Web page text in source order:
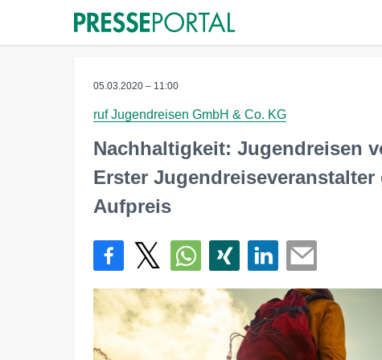
05.03.2020 – 11:00
ruf Jugendreisen GmbH & Co. KG
Nachhaltigkeit: Jugendreisen
Erster
Aufpreis